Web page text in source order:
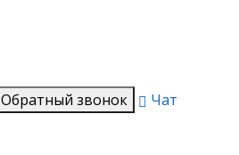
Обратный звонок
Чат